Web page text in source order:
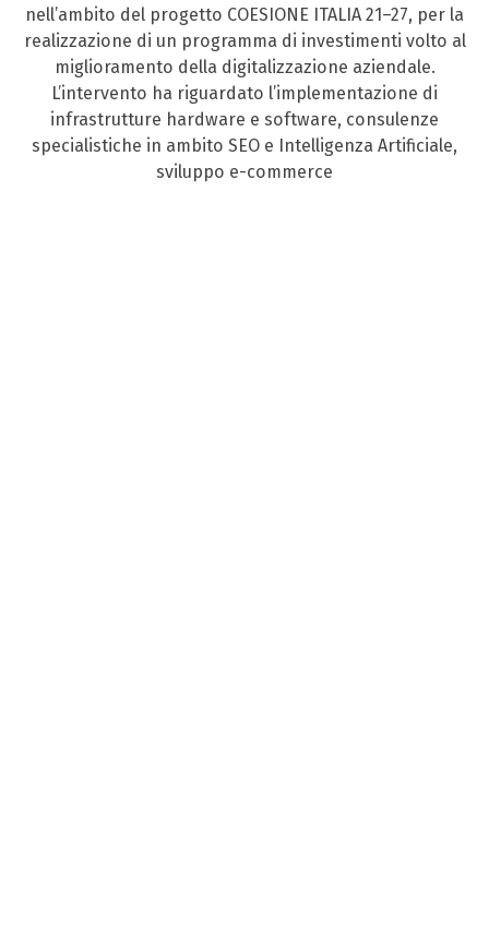
nell’ambito del progetto COESIONE ITALIA 21–27, per la
realizzazione di un programma di investimenti volto al
miglioramento della digitalizzazione aziendale.
L’intervento ha riguardato l’implementazione di
infrastrutture hardware e software, consulenze
specialistiche in ambito SEO e Intelligenza Artificiale,
sviluppo e-commerce